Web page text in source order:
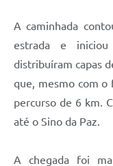
Links
Emprega
Agenda
A caminhada
estrada e
distribuíram capas
que, mesmo com o
percurso de 6 km.
até o Sino da Paz.
A chegada foi